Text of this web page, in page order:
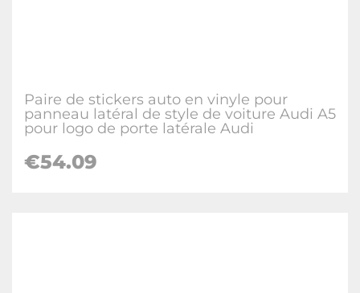
Paire de stickers auto en vinyle pour
panneau latéral de style de voiture Audi A5
pour logo de porte latérale Audi
€54.09